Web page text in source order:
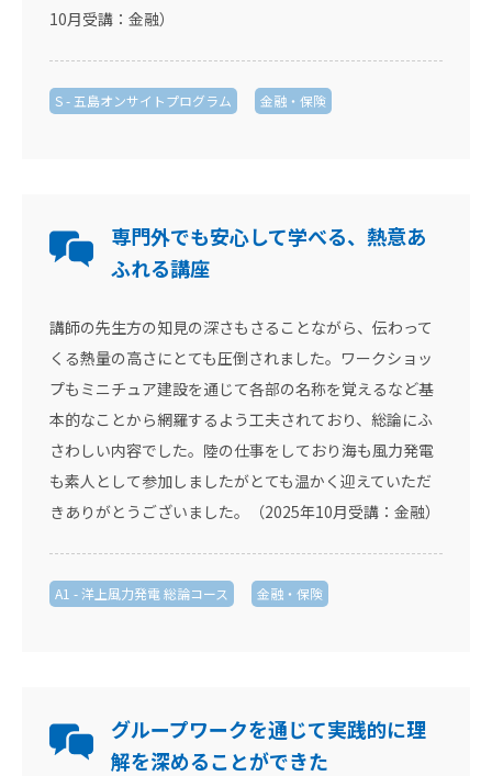
10月受講：金融）
S - 五島オンサイトプログラム 金融・保険
専門外でも安心して学べる、熱意あ
ふれる講座
講師の先生方の知見の深さもさることながら、伝わって
くる熱量の高さにとても圧倒されました。ワークショッ
プもミニチュア建設を通じて各部の名称を覚えるなど基
本的なことから網羅するよう工夫されており、総論にふ
さわしい内容でした。陸の仕事をしており海も風力発電
も素人として参加しましたがとても温かく迎えていただ
きありがとうございました。（2025年10月受講：金融）
A1 - 洋上風力発電 総論コース 金融・保険
グループワークを通じて実践的に理
解を深めることができた